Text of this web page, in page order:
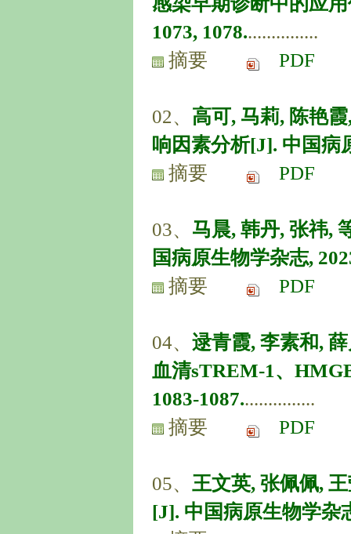
1073, 1078................
摘要
PDF
02、 高可, 马莉, 陈艳
响因素分析[J]. 中国病
摘要
PDF
03、 马晨, 韩丹, 张祎,
国病原生物学杂志,
摘要
PDF
04、 逯青霞, 李素和,
血清sTREM-1、
1083-1087................
摘要
PDF
05、 王文英, 张佩佩,
[J]. 中国病原生物学杂